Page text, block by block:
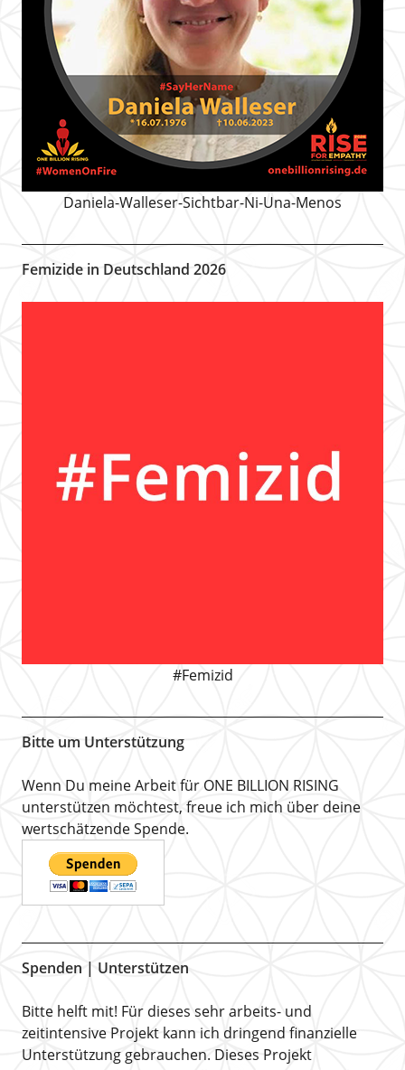
Daniela-Walleser-Sichtbar-Ni-Una-Menos
Femizide in Deutschland 2026
#Femizid
Bitte um Unterstützung
Wenn Du meine Arbeit für ONE BILLION RISING
unterstützen möchtest, freue ich mich über deine
wertschätzende Spende.
Spenden | Unterstützen
Bitte helft mit! Für dieses sehr arbeits- und
zeitintensive Projekt kann ich dringend finanzielle
Unterstützung gebrauchen. Dieses Projekt